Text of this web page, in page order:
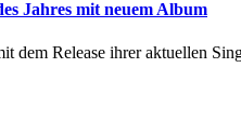
Jahres mit neuem Album
dem Release ihrer aktuellen